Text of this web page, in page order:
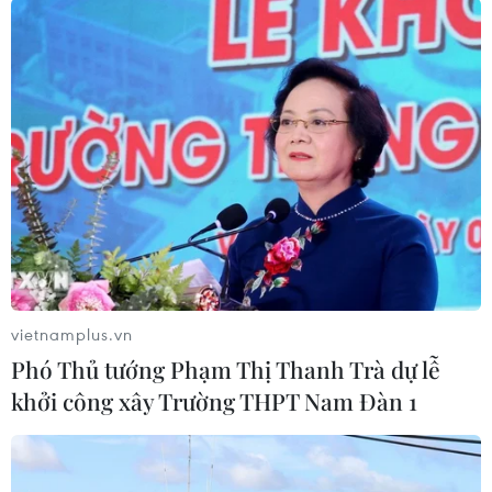
Theo dõi VietnamPlus
TIN LIÊN QUAN
vietnamplus.vn
Phó Thủ tướng Phạm Thị Thanh Trà dự lễ
khởi công xây Trường THPT Nam Đàn 1